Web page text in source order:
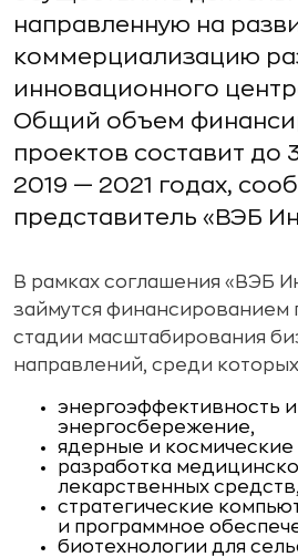
направленную на
коммерциализацию
инновационного
Общий объем
проектов составит до
2019 — 2021 годах,
представитель «ВЭБ
В рамках соглашения «ВЭБ
займутся финансированием
стадии масштабирования
направлений, среди
энергоэффективность и
энергосбережение,
ядерные и космические
разработка
лекарственных средств,
стратегические
и программное
биотехнологии для